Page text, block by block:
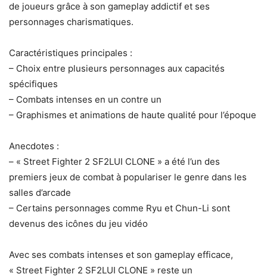
de joueurs grâce à son gameplay addictif et ses
personnages charismatiques.
Caractéristiques principales :
– Choix entre plusieurs personnages aux capacités
spécifiques
– Combats intenses en un contre un
– Graphismes et animations de haute qualité pour l’époque
Anecdotes :
– « Street Fighter 2 SF2LUI CLONE » a été l’un des
premiers jeux de combat à populariser le genre dans les
salles d’arcade
– Certains personnages comme Ryu et Chun-Li sont
devenus des icônes du jeu vidéo
Avec ses combats intenses et son gameplay efficace,
« Street Fighter 2 SF2LUI CLONE » reste un